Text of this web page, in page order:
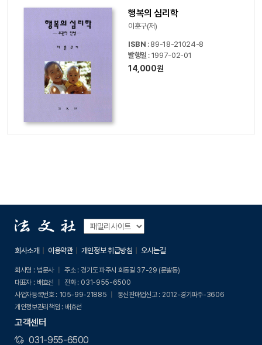
행복의 심리학
이훈구(저)
ISBN : 89-18-21024-8
발행일 : 1997-02-01
14,000원
회사소개 이용약관 개인정보 취급방침 오시는길
회사명 : 법문사 주소 : 경기도 파주시 회동길 37-29 (문발동)
대표자 : 배효선 전화 : 031-955-6500
사업자등록번호 : 105-99-21885 통신판매업신고 : 2012-경기파주-3606
개인정보관리책임 : 배효선
고객센터
031-955-6500